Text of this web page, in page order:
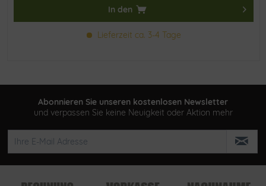
In den
Lieferzeit ca. 3-4 Tage
Abonnieren Sie unseren kostenlosen Newsletter
und verpassen Sie keine Neuigkeit oder Aktion mehr